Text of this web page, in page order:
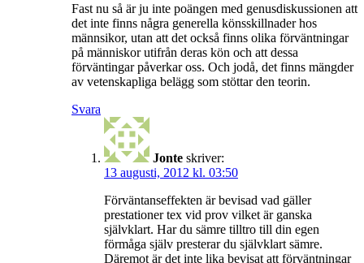
Fast nu så är ju inte poängen med genusdiskussionen att
det inte finns några generella könsskillnader hos
männsikor, utan att det också finns olika förväntningar
på människor utifrån deras kön och att dessa
förväntingar påverkar oss. Och jodå, det finns mängder
av vetenskapliga belägg som stöttar den teorin.
Svara
Jonte skriver:
13 augusti, 2012 kl. 03:50
Förväntanseffekten är bevisad vad gäller
prestationer tex vid prov vilket är ganska
självklart. Har du sämre tilltro till din egen
förmåga själv presterar du självklart sämre.
Däremot är det inte lika bevisat att förväntningar